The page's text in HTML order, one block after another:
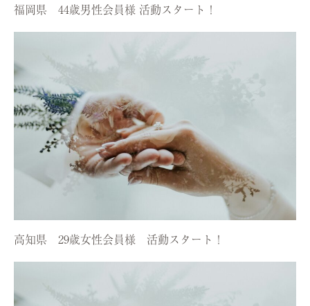
福岡県 44歳男性会員様 活動スタート！
高知県 29歳女性会員様 活動スタート！